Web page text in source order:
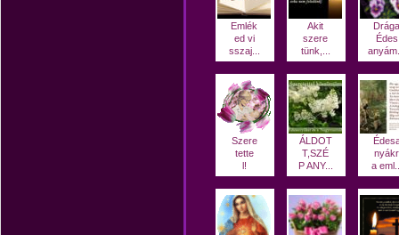
Emlék
ed vi
sszaj...
Akit
szere
tünk,...
Drága
Édes
Szere
tette
l!
ÁLDOT
T,SZÉ
P ANY...
nyákr
a